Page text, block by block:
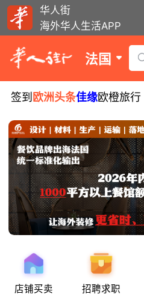
华人街
海外华人生活APP
法国
签到 欧洲头条佳缘欧橙旅行
店铺买卖 招聘求职